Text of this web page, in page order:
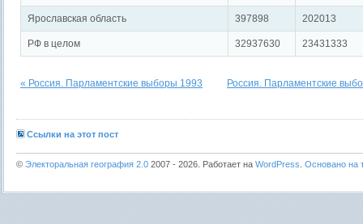
Ярославская область 397898 202013
РФ в целом 32937630 23431333
« Россия. Парламентские выборы 1993 Россия. Парламентские
Ссылки на этот пост
© Электоральная география 2.0 2007 - 2026. Работает на WordPress Основано на